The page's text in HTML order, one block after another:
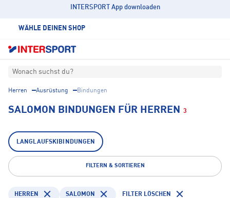
INTERSPORT App downloaden
WÄHLE DEINEN SHOP
Wonach suchst du?
Herren Ausrüstung Bindungen
SALOMON BINDUNGEN FÜR HERREN 3
LANGLAUFSKIBINDUNGEN
FILTERN & SORTIEREN
HERREN SALOMON FILTER LÖSCHEN